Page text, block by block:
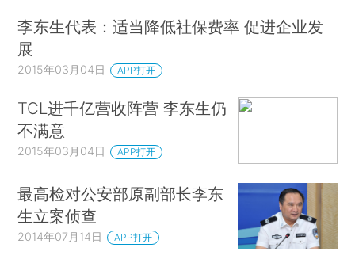
李东生代表：适当降低社保费率 促进企业发
展
2015年03月04日 APP打开
TCL进千亿营收阵营 李东生仍
不满意
2015年03月04日 APP打开
最高检对公安部原副部长李东
生立案侦查
2014年07月14日 APP打开